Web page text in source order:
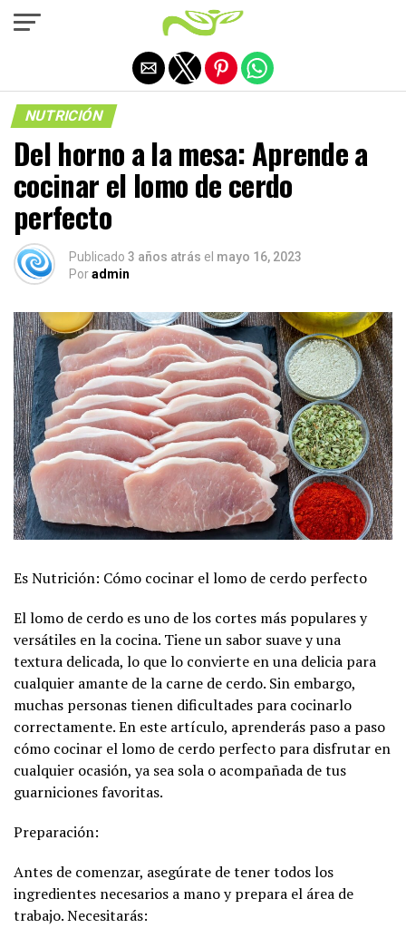
NUTRICIÓN
Del horno a la mesa: Aprende a
cocinar el lomo de cerdo
perfecto
Publicado 3 años atrás el mayo 16, 2023
Poradmin
Es Nutrición: Cómo cocinar el lomo de cerdo perfecto
El lomo de cerdo es uno de los cortes más populares y
versátiles en la cocina. Tiene un sabor suave y una
textura delicada, lo que lo convierte en una delicia para
cualquier amante de la carne de cerdo. Sin embargo,
muchas personas tienen dificultades para cocinarlo
correctamente. En este artículo, aprenderás paso a paso
cómo cocinar el lomo de cerdo perfecto para disfrutar en
cualquier ocasión, ya sea sola o acompañada de tus
guarniciones favoritas.
Preparación:
Antes de comenzar, asegúrate de tener todos los
ingredientes necesarios a mano y prepara el área de
trabajo. Necesitarás:
Salir de la versión móvil